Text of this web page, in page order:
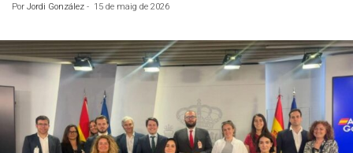
Por Jordi González - 15 de maig de 2026